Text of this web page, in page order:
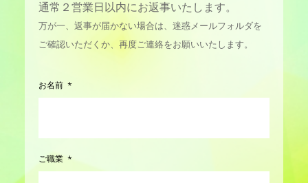
通常２営業日以内にお返事いたします。
万が一、返事が届かない場合は、迷惑メールフォルダを
ご確認いただくか、再度ご連絡をお願いいたします。
お名前
ご職業